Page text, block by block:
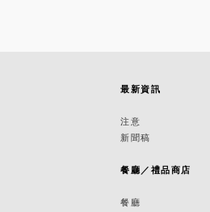
最新資訊
注意
新聞稿
餐廳／禮品商店
餐廳